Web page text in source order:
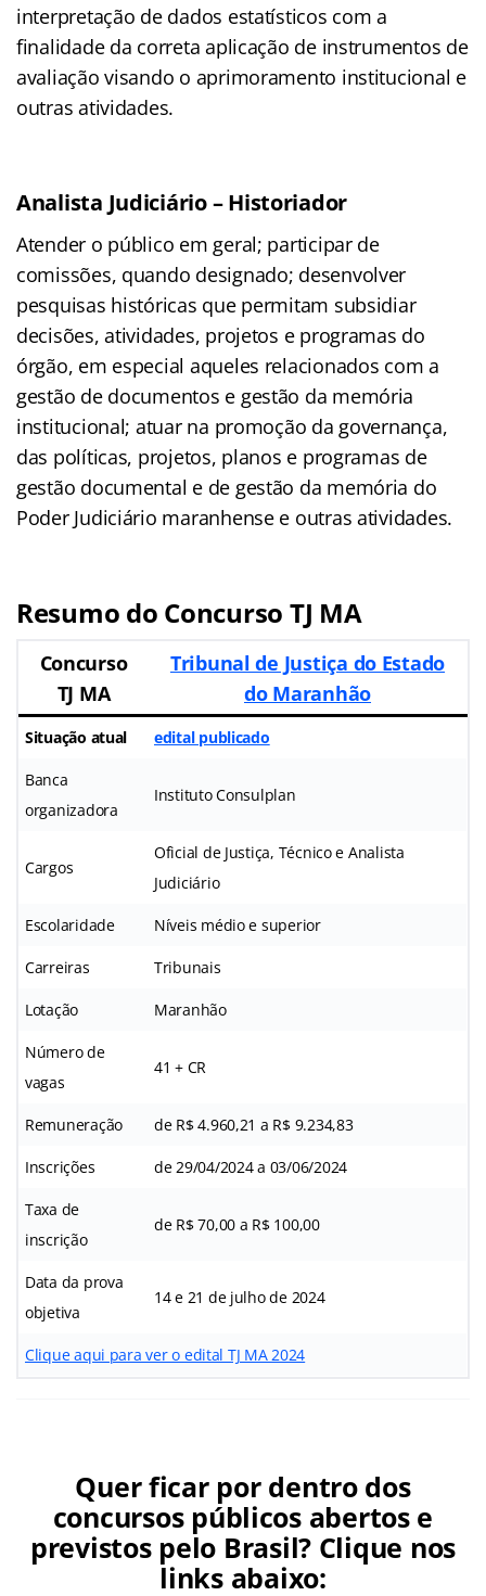
interpretação de dados estatísticos com a
finalidade da correta aplicação de instrumentos de
avaliação visando o aprimoramento institucional e
outras atividades.
Analista Judiciário – Historiador
Atender o público em geral; participar de
comissões, quando designado; desenvolver
pesquisas históricas que permitam subsidiar
decisões, atividades, projetos e programas do
órgão, em especial aqueles relacionados com a
gestão de documentos e gestão da memória
institucional; atuar na promoção da governança,
das políticas, projetos, planos e programas de
gestão documental e de gestão da memória do
Poder Judiciário maranhense e outras atividades.
Resumo do Concurso TJ MA
Concurso
TJ MA
Tribunal de Justiça do Estado
do Maranhão
Situação atual edital publicado
Banca
organizadora
Instituto Consulplan
Cargos
Oficial de Justiça, Técnico e Analista
Judiciário
Escolaridade Níveis médio e superior
Carreiras Tribunais
Lotação Maranhão
Número de
vagas
41 + CR
Remuneração de R$ 4.960,21 a R$ 9.234,83
Inscrições de 29/04/2024 a 03/06/2024
Taxa de
inscrição
de R$ 70,00 a R$ 100,00
Data da prova
objetiva
14 e 21 de julho de 2024
Clique aqui para ver o edital TJ MA 2024
Quer ficar por dentro dos
concursos públicos abertos e
previstos pelo Brasil? Clique nos
links abaixo: